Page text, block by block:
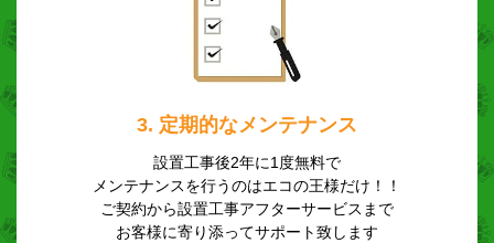
3. 定期的なメンテナンス
設置工事後2年に1度無料で
メンテナンスを行うのはエコの王様だけ！！
ご契約から設置工事アフターサービスまで
お客様に寄り添ってサポート致します